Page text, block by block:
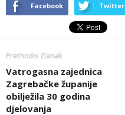
Facebook Twitter
Prethodni članak
Vatrogasna zajednica
Zagrebačke županije
obilježila 30 godina
djelovanja